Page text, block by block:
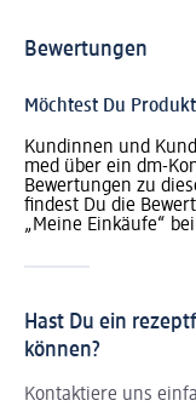
Bewertungen
Möchtest Du
Kundinnen und
med über ein dm-
Bewertungen zu
findest Du die
„Meine Einkäufe“
Hast Du ein
können?
Kontaktiere uns